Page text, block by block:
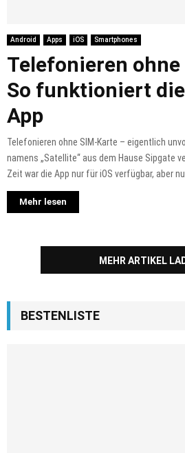
Android Apps iOS Smartphones
Telefonieren
So funktioniert
App
Telefonieren ohne SIM-Karte – eigentlich
namens „Satellite“ aus dem Hause Sipgate
Zeit war die App nur für iOS verfügbar, aber
Mehr lesen
MEHR ARTIKEL
BESTENLISTE